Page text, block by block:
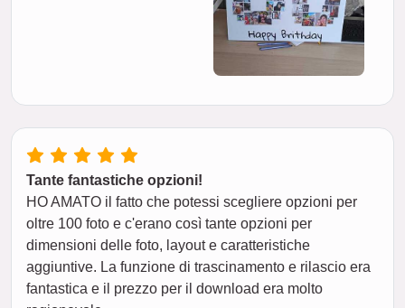
Tante fantastiche opzioni!
HO AMATO il fatto che potessi scegliere opzioni per
oltre 100 foto e c'erano così tante opzioni per
dimensioni delle foto, layout e caratteristiche
aggiuntive. La funzione di trascinamento e rilascio era
fantastica e il prezzo per il download era molto